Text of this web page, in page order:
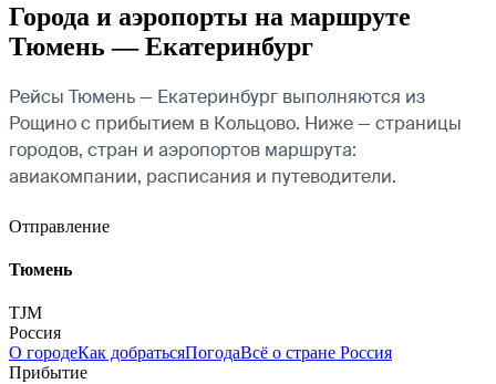
Города и аэропорты на маршруте
Тюмень — Екатеринбург
Рейсы Тюмень — Екатеринбург выполняются из
Рощино с прибытием в Кольцово. Ниже — страницы
городов, стран и аэропортов маршрута:
авиакомпании, расписания и путеводители.
Отправление
Тюмень
TJM
Россия
О городеКак добратьсяПогодаВсё о стране Россия
Прибытие